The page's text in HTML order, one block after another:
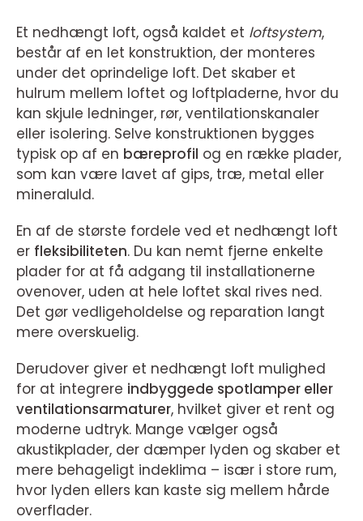
Et nedhængt loft, også kaldet et loftsystem,
består af en let konstruktion, der monteres
under det oprindelige loft. Det skaber et
hulrum mellem loftet og loftpladerne, hvor du
kan skjule ledninger, rør, ventilationskanaler
eller isolering. Selve konstruktionen bygges
typisk op af en bæreprofil og en række plader,
som kan være lavet af gips, træ, metal eller
mineraluld.
En af de største fordele ved et nedhængt loft
er fleksibiliteten. Du kan nemt fjerne enkelte
plader for at få adgang til installationerne
ovenover, uden at hele loftet skal rives ned.
Det gør vedligeholdelse og reparation langt
mere overskuelig.
Derudover giver et nedhængt loft mulighed
for at integrere indbyggede spotlamper eller
ventilationsarmaturer, hvilket giver et rent og
moderne udtryk. Mange vælger også
akustikplader, der dæmper lyden og skaber et
mere behageligt indeklima – især i store rum,
hvor lyden ellers kan kaste sig mellem hårde
overflader.